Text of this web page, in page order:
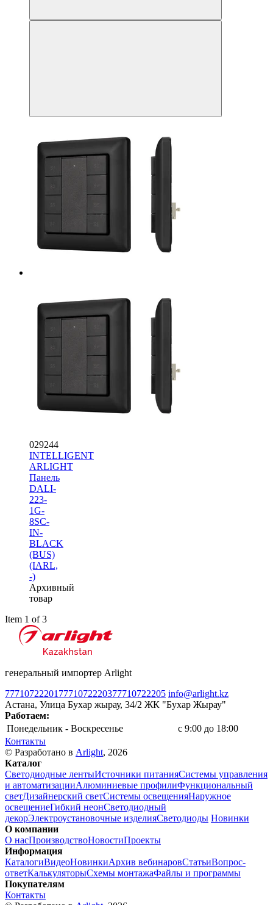
029244
INTELLIGENT
ARLIGHT
Панель
DALI-
223-
1G-
8SC-
IN-
BLACK
(BUS)
(IARL,
-)
Архивный
товар
Item 1 of 3
генеральный импортер Arlight
77710722201 7771072220377710722205 info@arlight.kz
Астана, Улица Бухар жырау, 34/2 ЖК "Бухар Жырау"
Работаем:
Понедельник - Воскресенье
c 9:00 до 18:00
Контакты
© Разработано в Arlight, 2026
Каталог
Светодиодные лентыИсточники питанияСистемы управления
и автоматизацииАлюминиевые профилиФункциональный
светДизайнерский светСистемы освещенияНаружное
освещениеГибкий неонСветодиодный
декорЭлектроустановочные изделияСветодиоды Новинки
О компании
О насПроизводствоНовостиПроекты
Информация
КаталогиВидеоНовинкиАрхив вебинаровСтатьиВопрос-
ответКалькуляторыСхемы монтажаФайлы и программы
Покупателям
Контакты